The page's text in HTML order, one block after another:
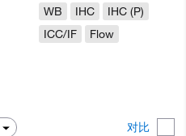
对比
WB
IHC
IHC (P)
ICC/IF
Flow